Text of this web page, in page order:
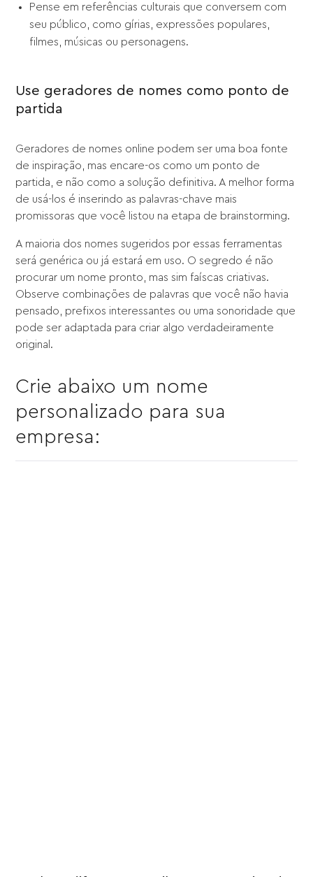
Pense em referências culturais que conversem com
seu público, como gírias, expressões populares,
filmes, músicas ou personagens.
Use geradores de nomes como ponto de
partida
Geradores de nomes online podem ser uma boa fonte
de inspiração, mas encare-os como um ponto de
partida, e não como a solução definitiva. A melhor forma
de usá-los é inserindo as palavras-chave mais
promissoras que você listou na etapa de brainstorming.
A maioria dos nomes sugeridos por essas ferramentas
será genérica ou já estará em uso. O segredo é não
procurar um nome pronto, mas sim faíscas criativas.
Observe combinações de palavras que você não havia
pensado, prefixos interessantes ou uma sonoridade que
pode ser adaptada para criar algo verdadeiramente
original.
Crie abaixo um nome
personalizado para sua
empresa: